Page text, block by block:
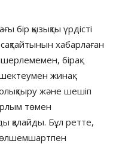
бір қызықты үрдісті
хабарлаған
бірақ
жинақ
және шешіп
төмен
қалайды. Бұл ретте,
өлшемшартпен